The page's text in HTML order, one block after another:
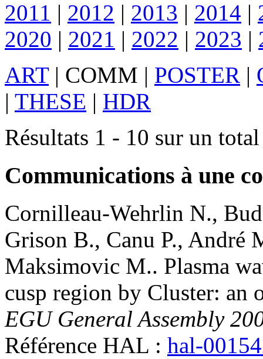
2011 | 2012 | 2013 | 2014 |
2020 | 2021 | 2022 | 2023 |
ART| COMM | POSTER |
| THESE | HDR
Résultats 1 - 10 sur un
Communications à une
Cornilleau-Wehrlin N.,
Grison B., Canu P., André
Maksimovic M.. Plasma
cusp region by Cluster: an
EGU General Assembly
Référence HAL : hal-